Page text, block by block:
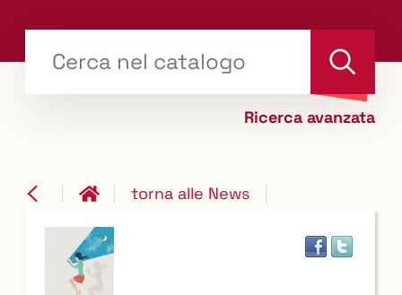
il tuo libro "Catalogo"
Cerca
Ricerca avanzata
torna alle News